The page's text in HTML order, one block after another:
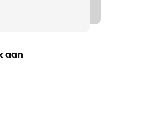
aan